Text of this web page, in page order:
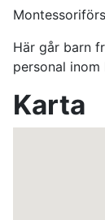
Här går barn
personal
Karta